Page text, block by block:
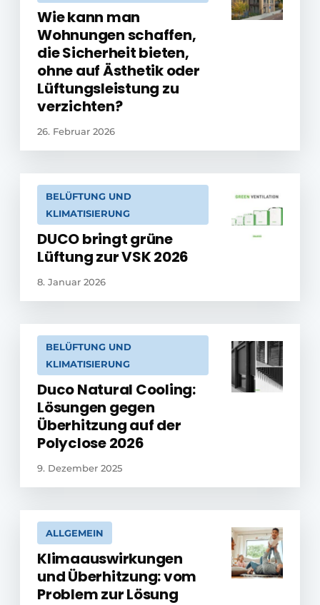
Wie kann man
Wohnungen schaffen,
die Sicherheit bieten,
ohne auf Ästhetik oder
Lüftungsleistung zu
verzichten?
26. Februar 2026
BELÜFTUNG UND
KLIMATISIERUNG
DUCO bringt grüne
Lüftung zur VSK 2026
8. Januar 2026
BELÜFTUNG UND
KLIMATISIERUNG
Duco Natural Cooling:
Lösungen gegen
Überhitzung auf der
Polyclose 2026
9. Dezember 2025
ALLGEMEIN
Klimaauswirkungen
und Überhitzung: vom
Problem zur Lösung